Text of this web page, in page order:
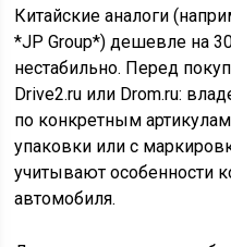
Китайские аналоги
*JP Group*) дешевле на
нестабильно. Перед
Drive2.ru или Drom.ru:
по конкретным
упаковки или с
учитывают особенности
автомобиля.